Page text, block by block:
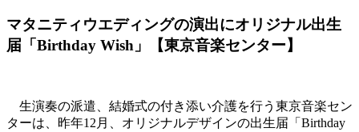
マタニティウエディングの演出にオリジナル出生
届「Birthday Wish」【東京音楽センター】
生演奏の派遣、結婚式の付き添い介護を行う東京音楽セン
ターは、昨年12月、オリジナルデザインの出生届「Birthday